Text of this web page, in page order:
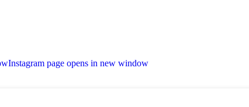
Instagram page opens in new window